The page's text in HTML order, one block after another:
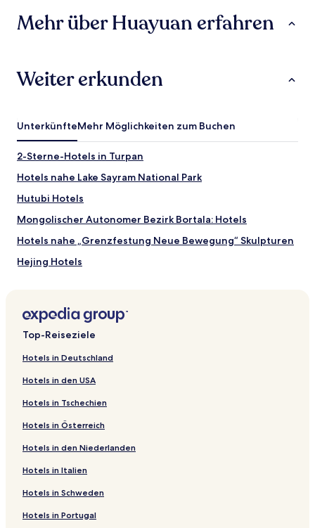
für
einen
1 Übernachtung
von
wurde.
Verfügbarkeiten
können
sich
ändern.
können
zusätzliche
Bedingungen
gelten.
Mehr über Huayuan erfahren
Weiter erkunden
UnterkünfteMehr Möglichkeiten zum Buchen
2-Sterne-Hotels in Turpan
Hotels nahe Lake Sayram National Park
Hutubi Hotels
Mongolischer Autonomer Bezirk Bortala: Hotels
Hotels nahe „Grenzfestung Neue Bewegung“ Skulpturen
Hejing Hotels
Hotels nahe Tian Chi
Autonomer Bezirk Changji der Hui-Nationalität: Hotels
Yanqi Hui Hotels
Toksun Hotels
Hotels nahe Ma'nasi-Park
Hotels nahe Wang Zhen Statue
Manas Hotels
Hotels nahe Junken Museum
Top-Reiseziele
Hotels in Deutschland
Hotels in den USA
Hotels in Tschechien
Hotels in Österreich
Hotels in den Niederlanden
Hotels in Italien
Hotels in Schweden
Hotels in Portugal